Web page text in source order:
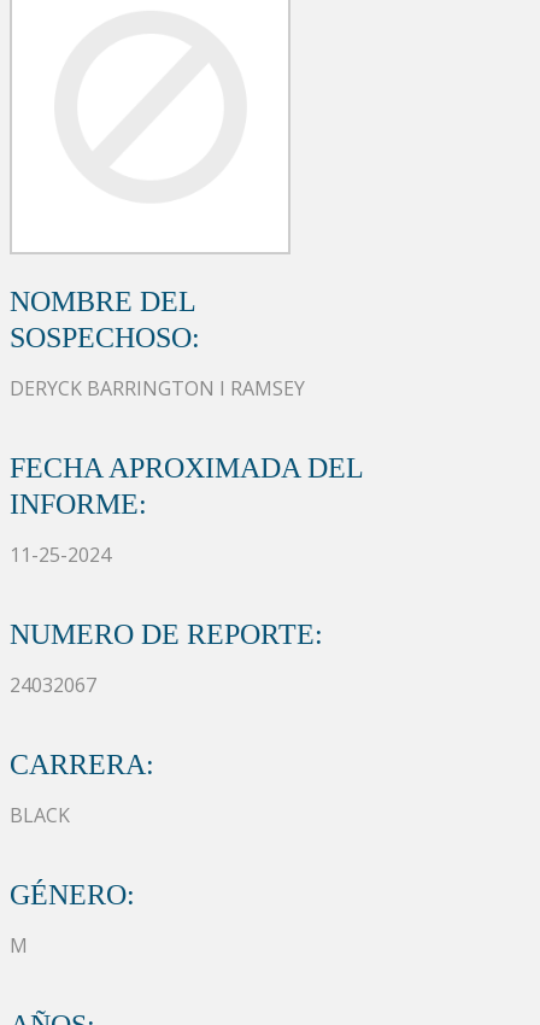
NOMBRE DEL
SOSPECHOSO:
DERYCK BARRINGTON I RAMSEY
FECHA APROXIMADA DEL
INFORME:
11-25-2024
NUMERO DE REPORTE:
24032067
CARRERA:
BLACK
GÉNERO:
M